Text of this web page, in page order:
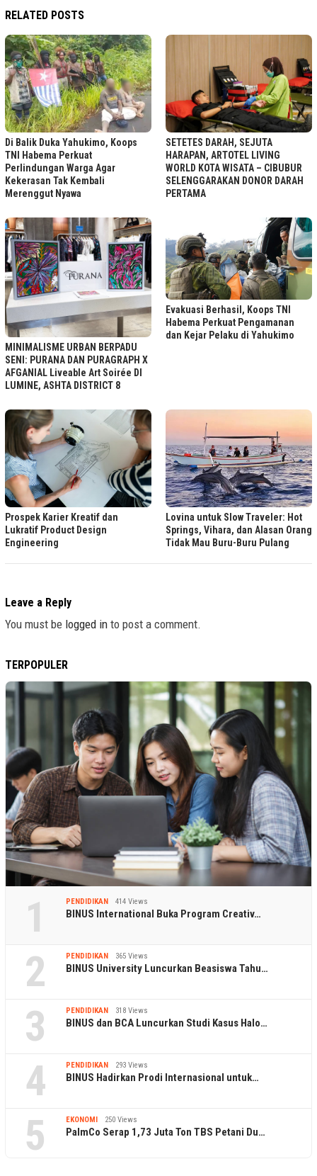
RELATED POSTS
Di Balik Duka Yahukimo, Koops
TNI Habema Perkuat
Perlindungan Warga Agar
Kekerasan Tak Kembali
Merenggut Nyawa
SETETES DARAH, SEJUTA
HARAPAN, ARTOTEL LIVING
WORLD KOTA WISATA – CIBUBUR
SELENGGARAKAN DONOR DARAH
PERTAMA
MINIMALISME URBAN BERPADU
SENI: PURANA DAN PURAGRAPH X
AFGANIAL Liveable Art Soirée DI
LUMINE, ASHTA DISTRICT 8
Evakuasi Berhasil, Koops TNI
Habema Perkuat Pengamanan
dan Kejar Pelaku di Yahukimo
Prospek Karier Kreatif dan
Lukratif Product Design
Engineering
Lovina untuk Slow Traveler: Hot
Springs, Vihara, dan Alasan Orang
Tidak Mau Buru-Buru Pulang
Leave a Reply
You must be logged in to post a comment.
TERPOPULER
1 PENDIDIKAN 414 Views
BINUS International Buka Program Creativ…
2 PENDIDIKAN 365 Views
BINUS University Luncurkan Beasiswa Tahu…
3 PENDIDIKAN 318 Views
BINUS dan BCA Luncurkan Studi Kasus Halo…
4 PENDIDIKAN 293 Views
BINUS Hadirkan Prodi Internasional untuk…
5 EKONOMI 250 Views
PalmCo Serap 1,73 Juta Ton TBS Petani Du…